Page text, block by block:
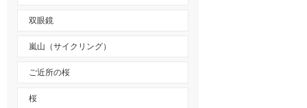
双眼鏡
嵐山（サイクリング）
ご近所の桜
桜